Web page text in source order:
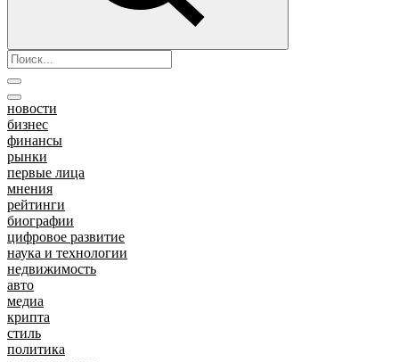
новости
бизнес
финансы
рынки
первые лица
мнения
рейтинги
биографии
цифровое развитие
наука и технологии
недвижимость
авто
медиа
крипта
стиль
политика